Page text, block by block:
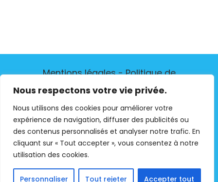
Nous respectons votre vie privée.
Nous utilisons des cookies pour améliorer votre
expérience de navigation, diffuser des publicités ou
des contenus personnalisés et analyser notre trafic. En
cliquant sur « Tout accepter », vous consentez à notre
utilisation des cookies.
Personnaliser Tout rejeter Accepter tout
Mentions légales-Politique de
confidentialité-Contactez-moi
Copyright 2020 Jonathan LESPINASSE, tous droits réservés. -
Création de site internet : Jordan Couturier
Facebook
Instagram